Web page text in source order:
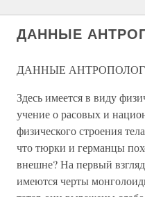
ДАННЫЕ
ДАННЫЕ
Здесь имеется в виду
учение о расовых и
физического строения
что тюрки и германцы
внешне? На первый
имеются черты